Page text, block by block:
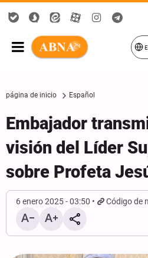
página de inicio Español
Embajador
visión del Líder
sobre Profeta
6 enero 2025 - 03:50 Código de